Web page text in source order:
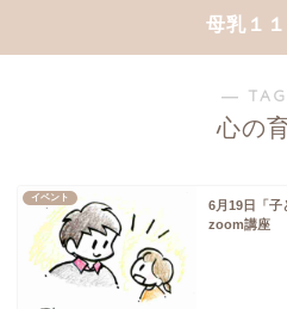
母乳１
―
心の
イベント
6月19日「子
zoom講座